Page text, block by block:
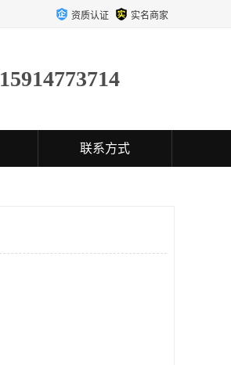
资质认证 实名商家
15914773714
联系方式